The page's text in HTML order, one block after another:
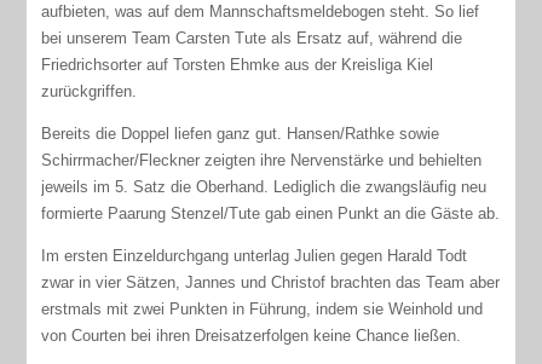
aufbieten, was auf dem Mannschaftsmeldebogen steht. So lief
bei unserem Team Carsten Tute als Ersatz auf, während die
Friedrichsorter auf Torsten Ehmke aus der Kreisliga Kiel
zurückgriffen.
Bereits die Doppel liefen ganz gut. Hansen/Rathke sowie
Schirrmacher/Fleckner zeigten ihre Nervenstärke und behielten
jeweils im 5. Satz die Oberhand. Lediglich die zwangsläufig neu
formierte Paarung Stenzel/Tute gab einen Punkt an die Gäste ab.
Im ersten Einzeldurchgang unterlag Julien gegen Harald Todt
zwar in vier Sätzen, Jannes und Christof brachten das Team aber
erstmals mit zwei Punkten in Führung, indem sie Weinhold und
von Courten bei ihren Dreisatzerfolgen keine Chance ließen.